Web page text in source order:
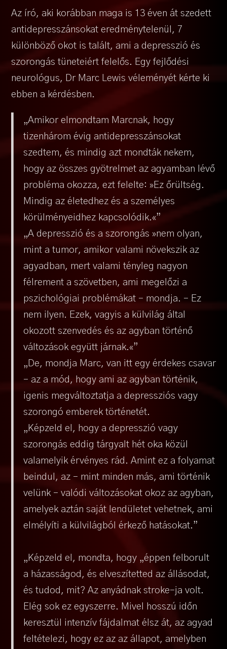
Az író, aki korábban maga is 13 éven át szedett
antidepresszánsokat eredménytelenül, 7
különböző okot is talált, ami a depresszió és
szorongás tüneteiért felelős. Egy fejlődési
neurológus, Dr Marc Lewis véleményét kérte ki
ebben a kérdésben.
„Amikor elmondtam Marcnak, hogy
tizenhárom évig antidepresszánsokat
szedtem, és mindig azt mondták nekem,
hogy az összes gyötrelmet az agyamban lévő
probléma okozza, ezt felelte: »Ez őrültség.
Mindig az életedhez és a személyes
körülményeidhez kapcsolódik.«”
„A depresszió és a szorongás »nem olyan,
mint a tumor, amikor valami növekszik az
agyadban, mert valami tényleg nagyon
félrement a szövetben, ami megelőzi a
pszichológiai problémákat – mondja. – Ez
nem ilyen. Ezek, vagyis a külvilág által
okozott szenvedés és az agyban történő
változások együtt járnak.«”
„De, mondja Marc, van itt egy érdekes csavar
– az a mód, hogy ami az agyban történik,
igenis megváltoztatja a depressziós vagy
szorongó emberek történetét.
„Képzeld el, hogy a depresszió vagy
szorongás eddig tárgyalt hét oka közül
valamelyik érvényes rád. Amint ez a folyamat
beindul, az – mint minden más, ami történik
velünk – valódi változásokat okoz az agyban,
amelyek aztán saját lendületet vehetnek, ami
elmélyíti a külvilágból érkező hatásokat.”
„Képzeld el, mondta, hogy „éppen felborult
a házasságod, és elveszítetted az állásodat,
és tudod, mit? Az anyádnak stroke-ja volt.
Elég sok ez egyszerre. Mivel hosszú időn
keresztül intenzív fájdalmat élsz át, az agyad
feltételezi, hogy ez az az állapot, amelyben